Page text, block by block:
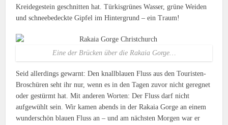
Kreidegestein geschnitten hat. Türkisgrünes Wasser, grüne Weiden
und schneebedeckte Gipfel im Hintergrund – ein Traum!
Eine der Brücken über die Rakaia Gorge…
Seid allerdings gewarnt: Den knallblauen Fluss aus den Touristen-
Broschüren seht ihr nur, wenn es in den Tagen zuvor nicht geregnet
oder gestürmt hat. Mit anderen Worten: Der Fluss darf nicht
aufgewühlt sein. Wir kamen abends in der Rakaia Gorge an einem
wunderschön blauen Fluss an – und am nächsten Morgen war er